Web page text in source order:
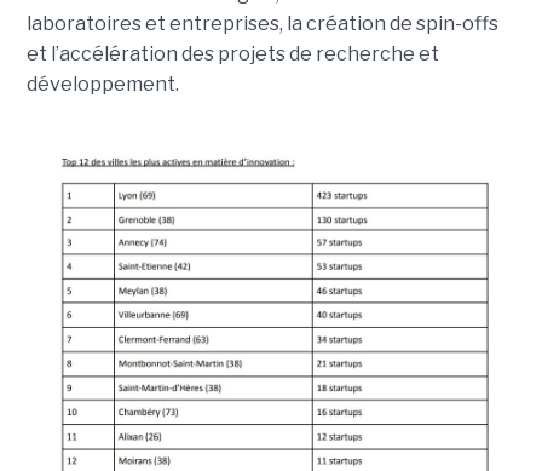
laboratoires et entreprises, la création de spin-offs
et l’accélération des projets de recherche et
développement.